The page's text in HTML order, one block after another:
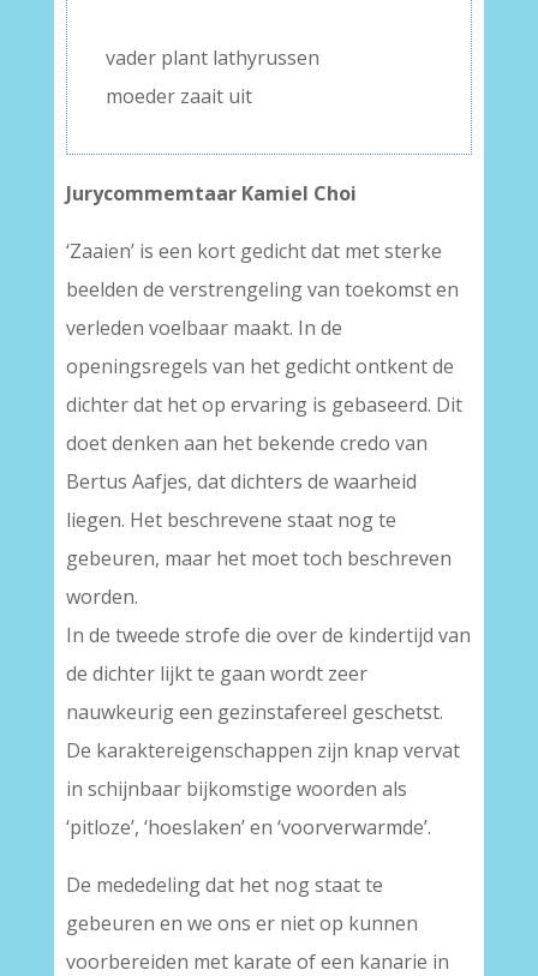
vader plant lathyrussen
moeder zaait uit
Jurycommemtaar Kamiel Choi
‘Zaaien’ is een kort gedicht dat met sterke
beelden de verstrengeling van toekomst en
verleden voelbaar maakt. In de
openingsregels van het gedicht ontkent de
dichter dat het op ervaring is gebaseerd. Dit
doet denken aan het bekende credo van
Bertus Aafjes, dat dichters de waarheid
liegen. Het beschrevene staat nog te
gebeuren, maar het moet toch beschreven
worden.
In de tweede strofe die over de kindertijd van
de dichter lijkt te gaan wordt zeer
nauwkeurig een gezinstafereel geschetst.
De karaktereigenschappen zijn knap vervat
in schijnbaar bijkomstige woorden als
‘pitloze’, ‘hoeslaken’ en ‘voorverwarmde’.
De mededeling dat het nog staat te
gebeuren en we ons er niet op kunnen
voorbereiden met karate of een kanarie in